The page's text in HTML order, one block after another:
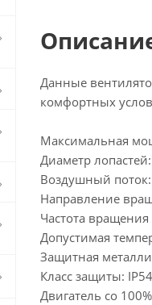
Данные
комфортных
Максимальная
Диаметр
Воздушный
Направление
Частота
Допустимая
Защитная
Класс защиты:
Двигатель со